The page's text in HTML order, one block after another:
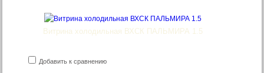
Витрина холодильная ВХСК ПАЛЬМИРА 1.5
Добавить к сравнению